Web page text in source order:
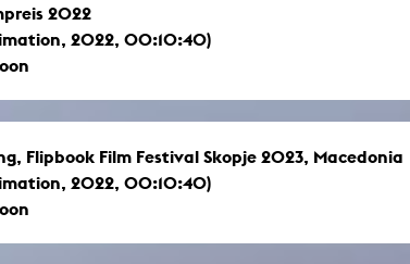
2022
2022, 00:10:40)
Flipbook Film Festival Skopje 2023, Macedonia
2022, 00:10:40)